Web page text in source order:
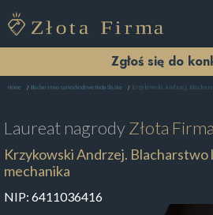
Zgłoś się do
Home Blacharstwo samochodowe Ruda Śląska Krzykowski Andrzej.
Laureat nagrodyZłota Firma
Krzykowski Andrzej.
mechanika
NIP: 6411036416